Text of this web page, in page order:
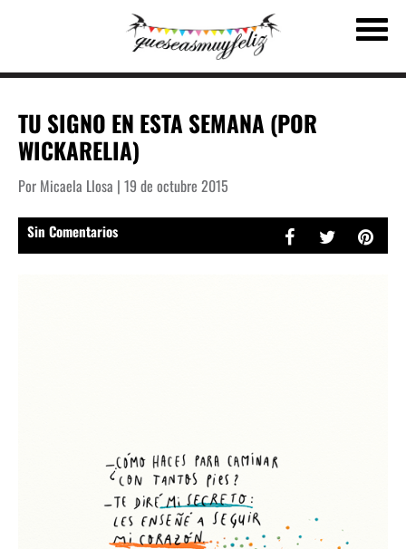
TU SIGNO EN ESTA SEMANA (POR
WICKARELIA)
Por Micaela Llosa | 19 de octubre 2015
Sin Comentarios